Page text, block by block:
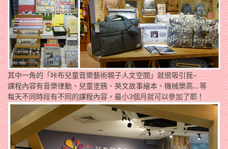
其中一角的「咔布兒童音樂藝術親子人文空間」就很吸引我~
課程內容有音樂律動、兒童塗鴉、英文故事繪本、機械樂高… 等
每天不同時段有不同的課程內容，最小3個月就可以參加了耶！